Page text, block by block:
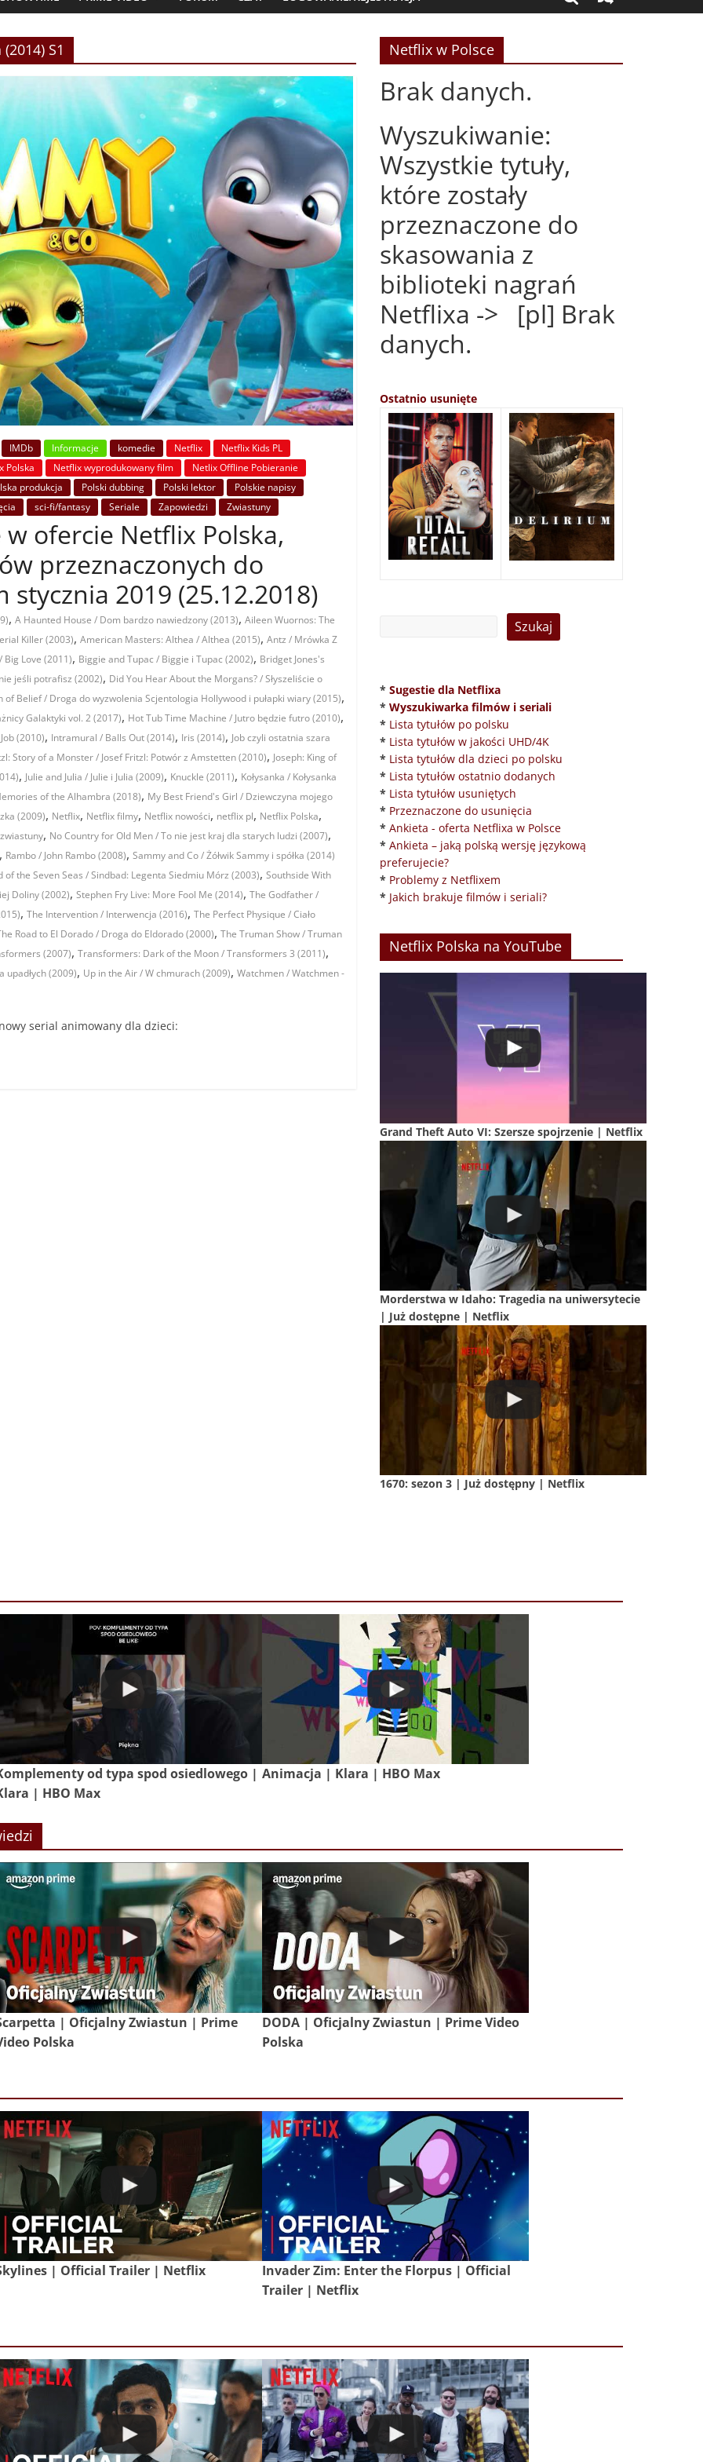
S1
IMDb Informacje komedie Netflix
Netflix Kids PL
Polska Netflix wyprodukowany film
Netlix Offline Pobieranie
produkcja Polski dubbing Polski lektor
Polskie napisy
sci-fi/fantasy Seriale Zapowiedzi Zwiastuny
ofercie Netflix Polska,
przeznaczonych do
2019 (25.12.2018)
, A Haunted House / Dom bardzo nawiedzony (2013), Aileen Wuornos: The
Killer (2003), American Masters: Althea / Althea (2015), Antz / Mrówka Z
Big Love (2011), Biggie and Tupac / Biggie i Tupac (2002), Bridget Jones's
jeśli potrafisz (2002), Did You Hear About the Morgans? / Słyszeliście o
Belief / Droga do wyzwolenia Scjentologia Hollywood i pułapki wiary (2015),
Galaktyki vol. 2 (2017), Hot Tub Time Machine / Jutro będzie futro (2010),
(2010), Intramural / Balls Out (2014), Iris (2014), Job czyli ostatnia szara
Story of a Monster / Josef Fritzl: Potwór z Amstetten (2010), Joseph: King of
, Julie and Julia / Julie i Julia (2009), Knuckle (2011), Kołysanka / Kołysanka
of the Alhambra (2018), My Best Friend's Girl / Dziewczyna mojego
(2009), Netflix, Netflix filmy, Netflix nowości, netflix pl, Netflix Polska,
, No Country for Old Men / To nie jest kraj dla starych ludzi (2007),
, Rambo / John Rambo (2008), Sammy and Co / Żółwik Sammy i spółka (2014)
of the Seven Seas / Sindbad: Legenta Siedmiu Mórz (2003), Southside With
Doliny (2002), Stephen Fry Live: More Fool Me (2014), The Godfather /
, The Intervention / Interwencja (2016), The Perfect Physique / Ciało
Road to El Dorado / Droga do Eldorado (2000), The Truman Show / Truman
(2007), Transformers: Dark of the Moon / Transformers 3 (2011),
(2009), Up in the Air / W chmurach (2009), Watchmen / Watchmen -
serial animowany dla dzieci:
Netflix w Polsce
Brak danych.
Wyszukiwanie:
Wszystkie tytuły,
które zostały
przeznaczone do
skasowania z
biblioteki nagrań
Netflixa -> [pl] Brak
danych.
Ostatnio usunięte
* Sugestie dla Netflixa
* Wyszukiwarka filmów i seriali
* Lista tytułów po polsku
* Lista tytułów w jakości UHD/4K
* Lista tytułów dla dzieci po polsku
* Lista tytułów ostatnio dodanych
* Lista tytułów usuniętych
* Przeznaczone do usunięcia
* Ankieta - oferta Netflixa w Polsce
* Ankieta – jaką polską wersję językową
preferujecie?
* Problemy z Netflixem
* Jakich brakuje filmów i seriali?
Netflix Polska na YouTube
Grand Theft Auto VI: Szersze spojrzenie | Netflix
Morderstwa w Idaho: Tragedia na uniwersytecie
| Już dostępne | Netflix
1670: sezon 3 | Już dostępny | Netflix
od typa spod osiedlowego |
| HBO Max
Animacja | Klara | HBO Max
| Oficjalny Zwiastun | Prime
Polska
DODA | Oficjalny Zwiastun | Prime Video
Polska
| Official Trailer | Netflix
Invader Zim: Enter the Florpus | Official
Trailer | Netflix